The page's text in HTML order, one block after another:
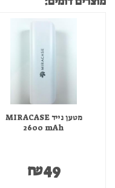
מטען נייד MIRACASE
2600 mAh
₪49